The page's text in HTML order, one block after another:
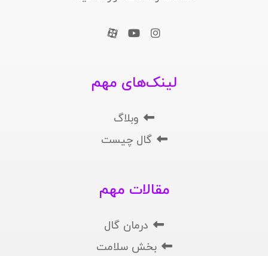
لینک‌های مهم
وبلاگ
گال چیست
مقالات مهم
درمان گال
بخش سلامت